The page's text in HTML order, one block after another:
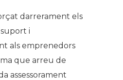
darrerament els
i
als emprenedors
que arreu de
assessorament